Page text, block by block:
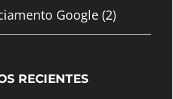
Google (2)
RECIENTES